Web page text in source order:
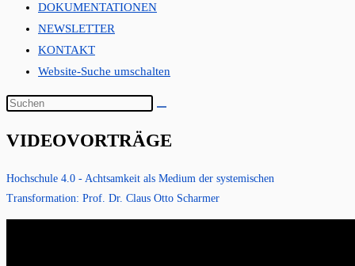
DOKUMENTATIONEN
NEWSLETTER
KONTAKT
Website-Suche umschalten
VIDEOVORTRÄGE
Hochschule 4.0 - Achtsamkeit als Medium der systemischen
Transformation: Prof. Dr. Claus Otto Scharmer